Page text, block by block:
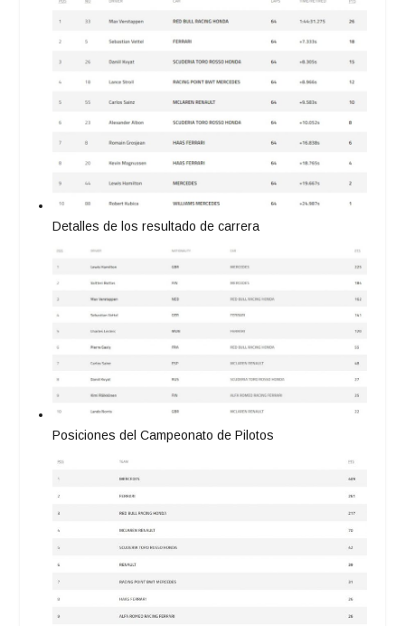
Detalles de los resultado de carrera
Posiciones del Campeonato de Pilotos